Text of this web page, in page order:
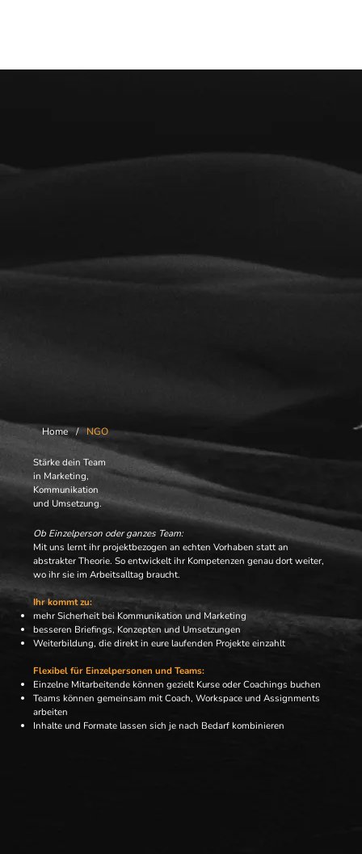
Home / NGO
Stärke dein Team
in Marketing,
Kommunikation
und Umsetzung.
Ob Einzelperson oder ganzes Team:
Mit uns lernt ihr projektbezogen an echten Vorhaben statt an
abstrakter Theorie. So entwickelt ihr Kompetenzen genau dort weiter,
wo ihr sie im Arbeitsalltag braucht.
Ihr kommt zu:
mehr Sicherheit bei Kommunikation und Marketing
besseren Briefings, Konzepten und Umsetzungen
Weiterbildung, die direkt in eure laufenden Projekte einzahlt
Flexibel für Einzelpersonen und Teams:
Einzelne Mitarbeitende können gezielt Kurse oder Coachings buchen
Teams können gemeinsam mit Coach, Workspace und Assignments
arbeiten
Inhalte und Formate lassen sich je nach Bedarf kombinieren